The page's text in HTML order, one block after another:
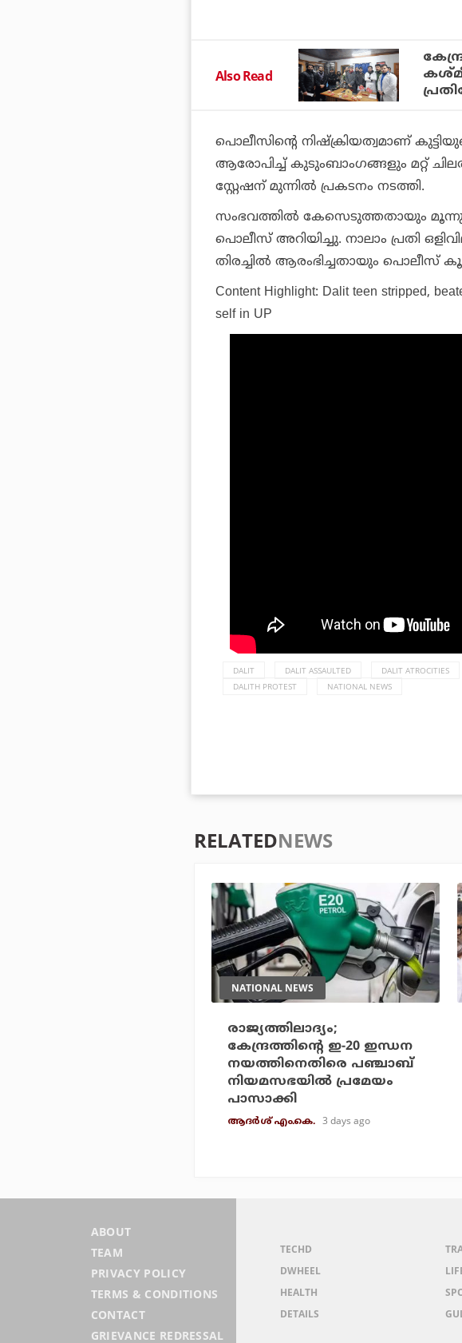
Also Read
പൊലീസിന്റെ നിഷ്‌ക്രിയത്വമാണ്
ആരോപിച്ച് കുടുംബാംഗങ്ങളും മറ്റ്
സ്റ്റേഷന് മുന്നിൽ പ്രകടനം നടത്തി.
സംഭവത്തിൽ കേസെടുത്തതായും
പൊലീസ് അറിയിച്ചു. നാലാം പ്രതി
തിരച്ചിൽ ആരംഭിച്ചതായും പൊലീസ്
Content Highlight: Dalit teen stripped,
self in UP
DALIT DALIT ASSAULTED DALIT ATROCITIES
DALITH PROTEST
NATIONAL NEWS
RELATEDNEWS
NATIONAL NEWS
രാജ്യത്തിലാദ്യം;
കേന്ദ്രത്തിന്റെ ഇ-20 ഇന്ധന
നയത്തിനെതിരെ പഞ്ചാബ്
നിയമസഭയില്‍ പ്രമേയം
പാസാക്കി
ആദർശ് എം.കെ. 3 days ago
ABOUT
TEAM
PRIVACY POLICY
TERMS & CONDITIONS
CONTACT
GRIEVANCE REDRESSAL
TECHD
DWHEEL
HEALTH
DETAILS